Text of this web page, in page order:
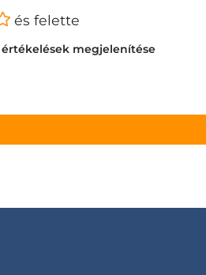
és felette
értékelések megjelenítése